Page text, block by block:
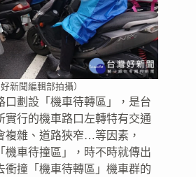
新聞編輯部拍攝）
口劃設「機車待轉區」，是台
實行的機車路口左轉特有交通
複雜、道路狹窄…等因素，
機車待撞區」，時不時就傳出
衝撞「機車待轉區」機車群的